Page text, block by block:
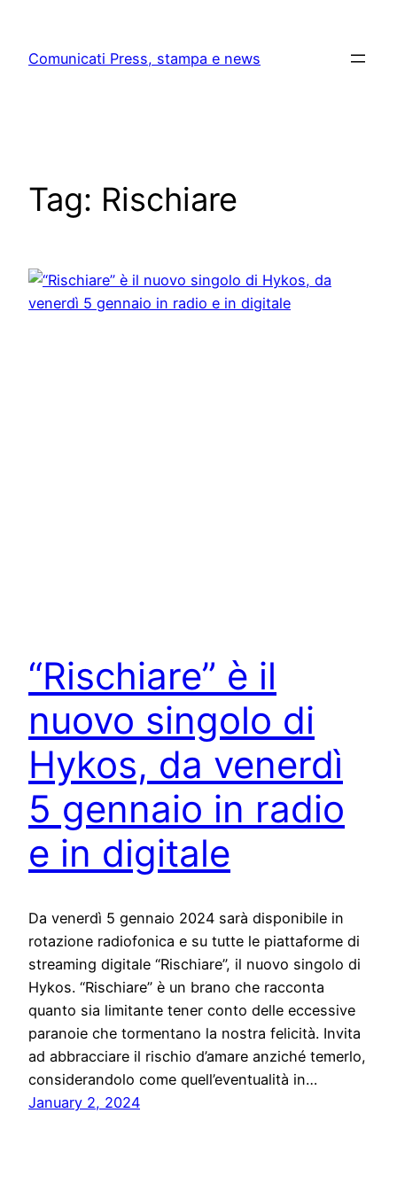
content
Comunicati Press, stampa e news
Tag: Rischiare
“Rischiare” è il
nuovo singolo di
Hykos, da venerdì
5 gennaio in radio
e in digitale
Da venerdì 5 gennaio 2024 sarà disponibile in
rotazione radiofonica e su tutte le piattaforme di
streaming digitale “Rischiare”, il nuovo singolo di
Hykos. “Rischiare” è un brano che racconta
quanto sia limitante tener conto delle eccessive
paranoie che tormentano la nostra felicità. Invita
ad abbracciare il rischio d’amare anziché temerlo,
considerandolo come quell’eventualità in…
January 2, 2024